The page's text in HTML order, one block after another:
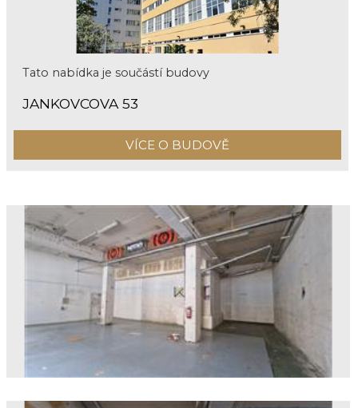
Tato nabídka je součástí budovy
JANKOVCOVA 53
VÍCE O BUDOVĚ